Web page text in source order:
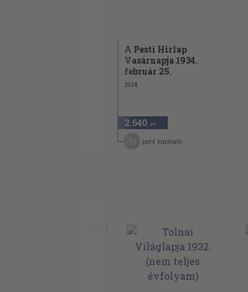
A Pesti Hirlap
Vasárnapja 1934.
február 25.
1934
2.640 ,-Ft
pont kapható